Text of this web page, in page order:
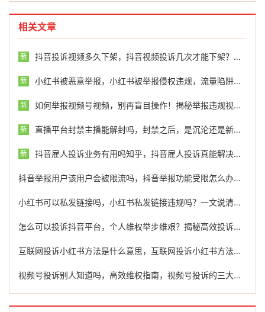
相关文章
新 抖音投诉视频多久下架，抖音视频投诉几次才能下架？维权路上的真相与捷径
新 小红书被恶意举报，小红书被举报侵权违规，流量陷阱还是监管警钟？
新 如何举报视频号视频，别再盲目操作！揭秘举报违规视频号的正确思路与最佳方法
新 直播平台封禁主播能解封吗，封禁之后，是沉沦还是新生？
新 抖音雇人投诉业务有用吗知乎，抖音雇人投诉真能解决问题？花冤枉钱不如找专业团队
抖音举报用户该用户会被限流吗，抖音举报功能受限怎么办？冷静应对，维权之路不止一条
小红书可以私发链接吗，小红书私发链接违规吗？一文说清规则与举报指南
怎么可以投诉抖音平台，个人维权举步维艰？揭秘高效投诉抖音平台的实战策略
互联网投诉小红书方法是什么意思，互联网投诉小红书方法是什么？一篇讲透官方渠道与避坑指南
视频号投诉别人知道吗，高效维权指南，视频号投诉的三大核心技巧